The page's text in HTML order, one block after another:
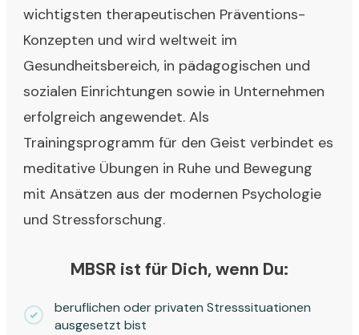
wichtigsten therapeutischen Präventions-
Konzepten und wird weltweit im
Gesundheitsbereich, in pädagogischen und
sozialen Einrichtungen sowie in Unternehmen
erfolgreich angewendet. Als
Trainingsprogramm für den Geist verbindet es
meditative Übungen in Ruhe und Bewegung
mit Ansätzen aus der modernen Psychologie
und Stressforschung.
MBSR ist für Dich, wenn Du:
beruflichen oder privaten Stresssituationen
ausgesetzt bist